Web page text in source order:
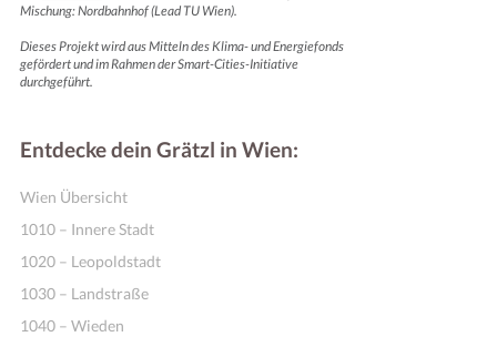
Mischung: Nordbahnhof (Lead TU Wien).
Dieses Projekt wird aus Mitteln des Klima- und Energiefonds
gefördert und im Rahmen der Smart-Cities-Initiative
durchgeführt.
Entdecke dein Grätzl in Wien:
Wien Übersicht
1010 – Innere Stadt
1020 – Leopoldstadt
1030 – Landstraße
1040 – Wieden